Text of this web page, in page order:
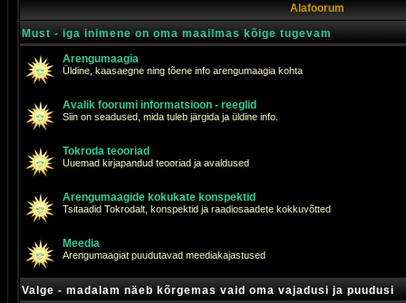
Alafoorum
Must - iga inimene on oma maailmas kõige tugevam
Arengumaagia
Üldine, kaasaegne ning tõene info arengumaagia kohta
Avalik foorumi informatsioon - reeglid
Siin on seadused, mida tuleb järgida ja üldine info.
Tokroda teooriad
Uuemad kirjapandud teooriad ja avaldused
Arengumaagide kokukate konspektid
Tsitaadid Tokrodalt, konspektid ja raadiosaadete kokkuvõtted
Meedia
Arengumaagiat puudutavad meediakajastused
Valge - madalam näeb kõrgemas vaid oma vajadusi ja puudusi